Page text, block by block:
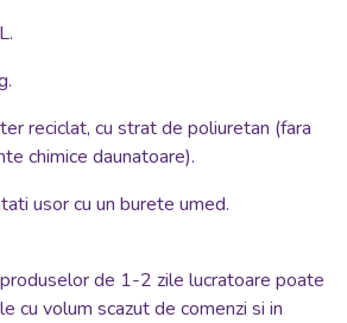
reciclat, cu strat de poliuretan (fara
chimice daunatoare).
usor cu un burete umed.
de 1-2 zile lucratoare poate
cu volum scazut de comenzi si in